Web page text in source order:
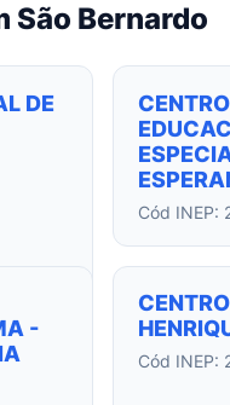
São Bernardo
DE
Cód INEP:
-
Cód INEP: